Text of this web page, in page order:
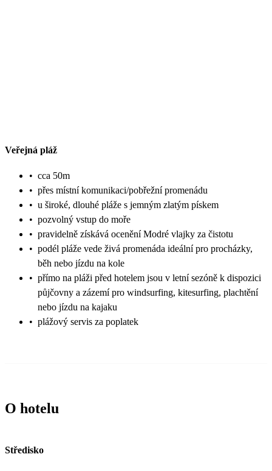
Veřejná pláž
• cca 50m
• přes místní komunikaci/pobřežní promenádu
• u široké, dlouhé pláže s jemným zlatým pískem
• pozvolný vstup do moře
• pravidelně získává ocenění Modré vlajky za čistotu
• podél pláže vede živá promenáda ideální pro procházky,
běh nebo jízdu na kole
• přímo na pláži před hotelem jsou v letní sezóně k dispozici
půjčovny a zázemí pro windsurfing, kitesurfing, plachtění
nebo jízdu na kajaku
• plážový servis za poplatek
O hotelu
Středisko